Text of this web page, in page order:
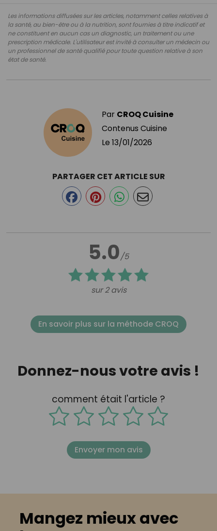
Les informations diffusées sur les articles, notamment celles relatives à
la santé, au bien-être ou à la nutrition, sont fournies à titre indicatif et
ne constituent en aucun cas un diagnostic, un traitement ou une
prescription médicale. L'utilisateur est invité à consulter un médecin ou
un professionnel de santé qualifié pour toute question relative à son
état de santé.
Par CROQ Cuisine
Contenus Cuisine
Le 13/01/2026
5.0/5
sur 2 avis
PARTAGER CET ARTICLE SUR
En savoir plus sur la méthode CROQ
Donnez-nous votre avis !
comment était l'article ?
Envoyer mon avis
Mangez mieux avec